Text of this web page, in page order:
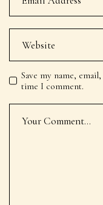
Save my name,
time I comment.